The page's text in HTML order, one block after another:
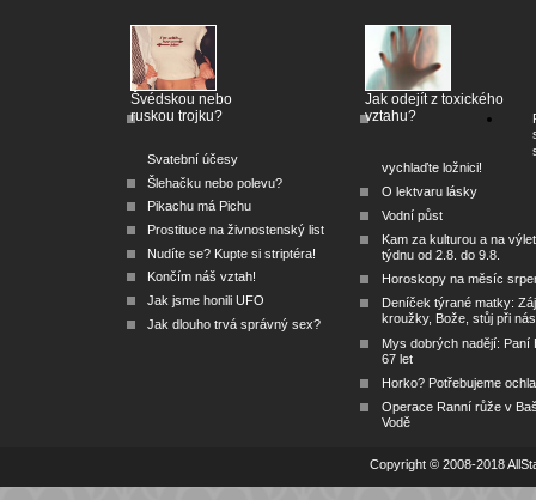
Švédskou nebo
ruskou trojku?
Svatební účesy
Šlehačku nebo polevu?
Pikachu má Pichu
Prostituce na živnostenský list
Nudíte se? Kupte si striptéra!
Končím náš vztah!
Jak jsme honili UFO
Jak dlouho trvá správný sex?
Jak odejít z toxického
vztahu?
vychlaďte ložnici!
O lektvaru lásky
Vodní půst
Kam za kulturou a na
týdnu od 2.8. do 9.8.
Horoskopy na měsíc
Deníček týrané matky:
kroužky, Bože, stůj při nás
Mys dobrých nadějí: Paní
67 let
Horko? Potřebujeme
Operace Ranní růže v
Vodě
Copyright © 2008-2018